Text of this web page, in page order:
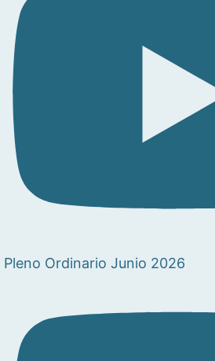
Pleno Ordinario Junio 2026